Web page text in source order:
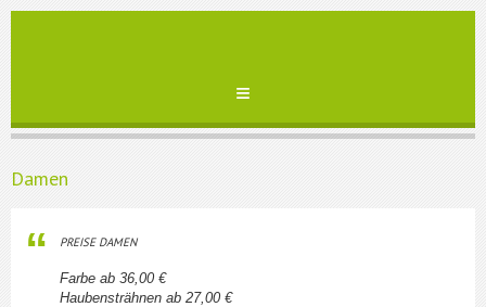
Damen
PREISE DAMEN
Farbe ab 36,00 €
Haubensträhnen ab 27,00 €